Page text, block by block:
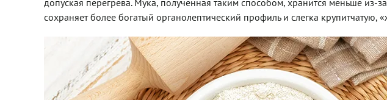
допуская перегрева. Мука, полученная таким способом, хранится меньше из-
сохраняет более богатый органолептический профиль и слегка крупитчатую,